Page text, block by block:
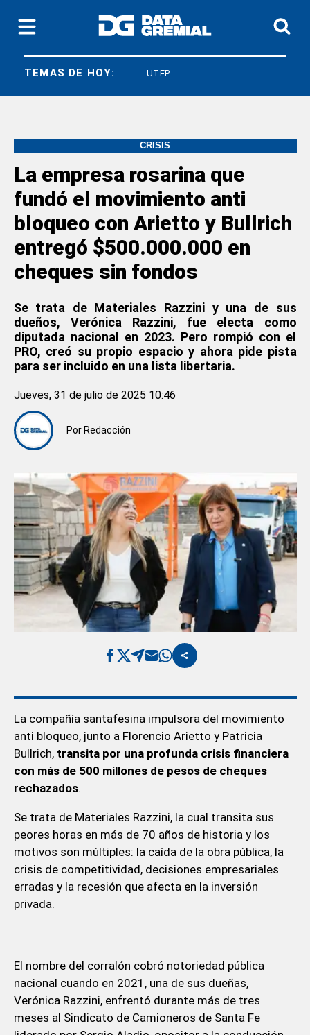
TEMAS DE HOY:
FEDUN
CRISIS
La empresa rosarina que
fundó el movimiento anti
bloqueo con Arietto y Bullrich
entregó $500.000.000 en
cheques sin fondos
Se trata de Materiales Razzini y una de sus
dueños, Verónica Razzini, fue electa como
diputada nacional en 2023. Pero rompió con el
PRO, creó su propio espacio y ahora pide pista
para ser incluido en una lista libertaria.
Por Redacción
Jueves, 31 de julio de 2025 10:46
La compañía santafesina impulsora del movimiento
anti bloqueo, junto a Florencio Arietto y Patricia
Bullrich,transita por una profunda crisis financiera
con más de 500 millones de pesos de cheques
rechazados.
Se trata de Materiales Razzini, la cual transita sus
peores horas en más de 70 años de historia y los
motivos son múltiples: la caída de la obra pública, la
crisis de competitividad, decisiones empresariales
erradas y la recesión que afecta en la inversión
privada.
El nombre del corralón cobró notoriedad pública
nacional cuando en 2021, una de sus dueñas,
Verónica Razzini, enfrentó durante más de tres
meses al Sindicato de Camioneros de Santa Fe